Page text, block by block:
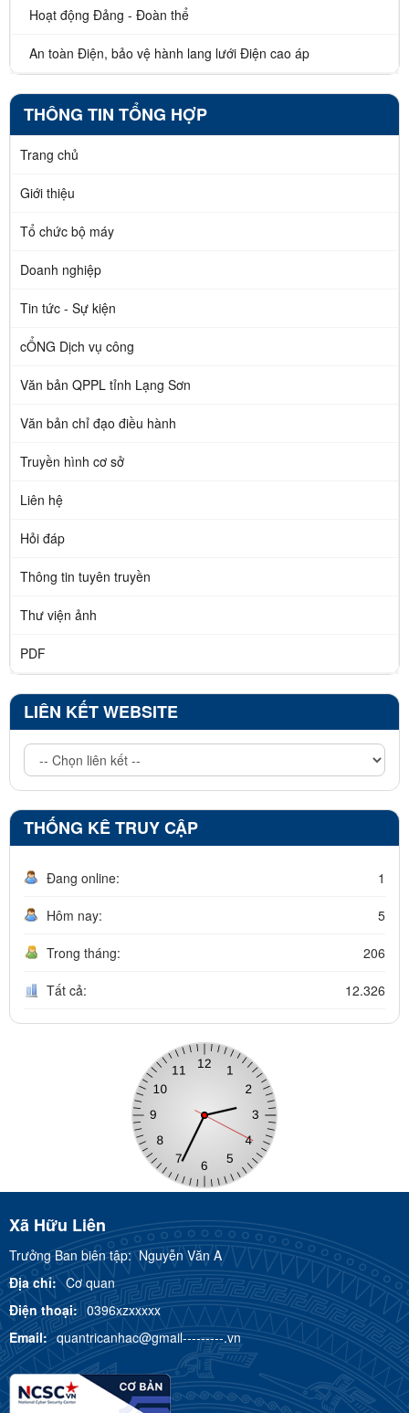
Hoạt động Đảng - Đoàn thể
An toàn Điện, bảo vệ hành lang lưới Điện cao áp
THÔNG TIN TỔNG HỢP
Trang chủ
Giới thiệu
Tổ chức bộ máy
Doanh nghiệp
Tin tức - Sự kiện
cỔNG Dịch vụ công
Văn bản QPPL tỉnh Lạng Sơn
Văn bản chỉ đạo điều hành
Truyền hình cơ sở
Liên hệ
Hỏi đáp
Thông tin tuyên truyền
Thư viện ảnh
PDF
LIÊN KẾT WEBSITE
THỐNG KÊ TRUY CẬP
Đang online: 1
Hôm nay: 5
Trong tháng: 206
Tất cả: 12.326
Xã Hữu Liên
Trưởng Ban biên tập:Nguyễn Văn A
Địa chỉ: Cơ quan
Điện thoại: 0396xzxxxxx
Email: quantricanhac@gmail---------.vn